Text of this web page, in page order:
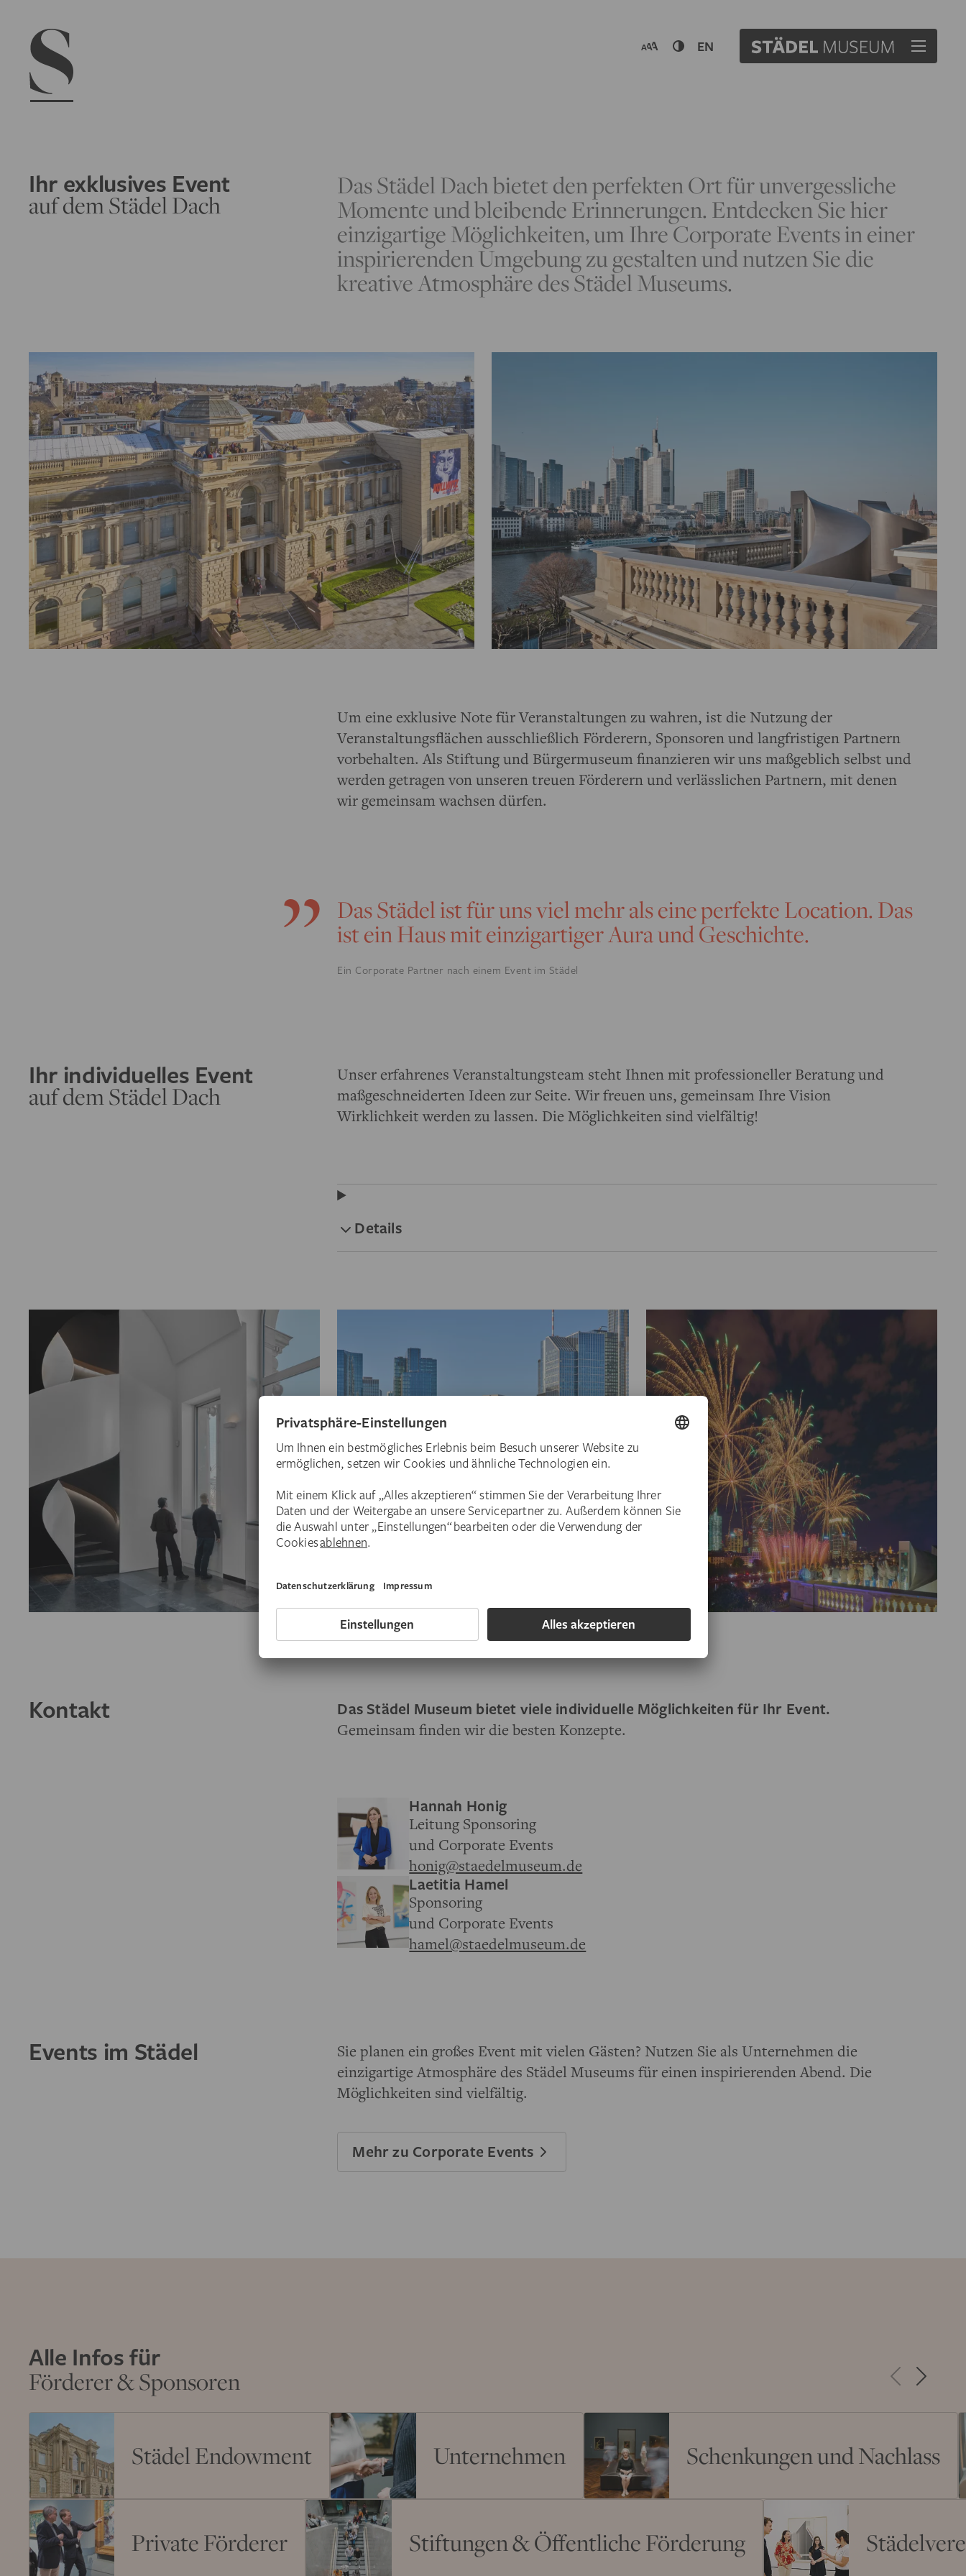
EN
Ihr exklusives Event
auf dem Städel Dach
Das Städel Dach bietet den perfekten Ort für unvergessliche
Momente und bleibende Erinnerungen. Entdecken Sie hier
einzigartige Möglichkeiten, um Ihre Corporate Events in einer
inspirierenden Umgebung zu gestalten und nutzen Sie die
kreative Atmosphäre des Städel Museums.
Um eine exklusive Note für Veranstaltungen zu wahren, ist die Nutzung der
Veranstaltungsflächen ausschließlich Förderern, Sponsoren und langfristigen Partnern
vorbehalten. Als Stiftung und Bürgermuseum finanzieren wir uns maßgeblich selbst und
werden getragen von unseren treuen Förderern und verlässlichen Partnern, mit denen
wir gemeinsam wachsen dürfen.
Das Städel ist für uns viel mehr als eine perfekte Location. Das
ist ein Haus mit einzigartiger Aura und Geschichte.
Ein Corporate Partner nach einem Event im Städel
Ihr individuelles Event
auf dem Städel Dach
Unser erfahrenes Veranstaltungsteam steht Ihnen mit professioneller Beratung und
maßgeschneiderten Ideen zur Seite. Wir freuen uns, gemeinsam Ihre Vision
Wirklichkeit werden zu lassen. Die Möglichkeiten sind vielfältig!
Details
Kontakt
Das Städel Museum bietet viele individuelle Möglichkeiten für Ihr Event.
Gemeinsam finden wir die besten Konzepte.
Hannah Honig
Leitung Sponsoring
und Corporate Events
honig@staedelmuseum.de
Laetitia Hamel
Sponsoring
und Corporate Events
hamel@staedelmuseum.de
Events im Städel
Sie planen ein großes Event mit vielen Gästen? Nutzen Sie als Unternehmen die
einzigartige Atmosphäre des Städel Museums für einen inspirierenden Abend. Die
Möglichkeiten sind vielfältig.
Mehr zu Corporate Events
Alle Infos für
Förderer & Sponsoren
Städel Endowment Unternehmen Schenkungen und Nachlass
Private Förderer Stiftungen & Öffentliche Förderung